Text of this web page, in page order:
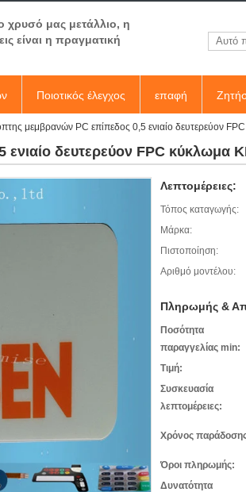
χρυσό μας μετάλλιο, η
είναι η πραγματική
Ποιοτικός έλεγχος επαφή
μεμβρανών PC επίπεδος 0,5 ενιαίο δευτερεύον
δευτερεύον FPC κύκλωμα
Λεπτομέρειες:
Τόπος καταγωγής:
Μάρκα:
Πιστοποίηση:
Αριθμό μοντέλου:
Πληρωμής &
Ποσότητα
παραγγελίας min:
Τιμή:
Συσκευασία
λεπτομέρειες:
Χρόνος
Όροι πληρωμής:
Δυνατότητα